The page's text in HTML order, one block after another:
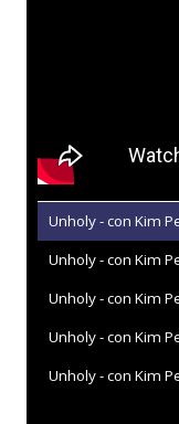
Unholy - con Kim
Unholy - con Kim
Unholy - con Kim
Unholy - con Kim
Unholy - con Kim